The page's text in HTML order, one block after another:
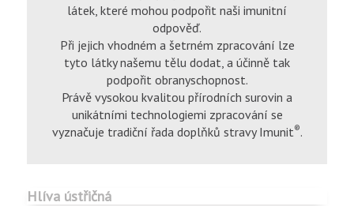
látek, které mohou podpořit naši imunitní
odpověď.
Při jejich vhodném a šetrném zpracování lze
tyto látky našemu tělu dodat, a účinně tak
podpořit obranyschopnost.
Právě vysokou kvalitou přírodních surovin a
unikátními technologiemi zpracování se
vyznačuje tradiční řada doplňků stravy Imunit®.
Hlíva ústřičná